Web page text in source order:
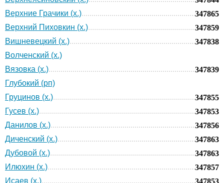
Верхние Грачики (х.)
347865
Верхний Пиховкин (х.)
347859
Вишневецкий (х.)
347838
Волченский (х.)
Вязовка (х.)
347839
Глубокий (рп)
Груцинов (х.)
347855
Гусев (х.)
347853
Данилов (х.)
347856
Диченский (х.)
347863
Дубовой (х.)
347863
Илюхин (х.)
347857
Исаев (х.)
347853